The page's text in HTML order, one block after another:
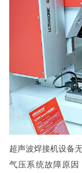
超声波焊接机设备
气压系统故障原